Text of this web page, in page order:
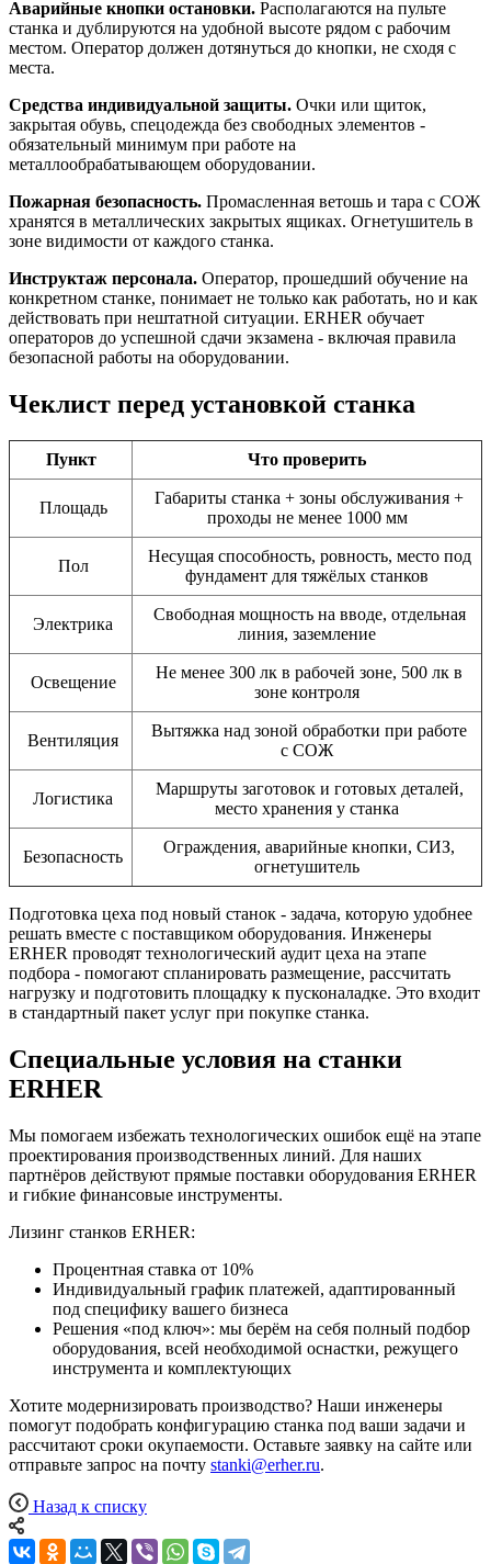
Аварийные кнопки остановки. Располагаются на пульте
станка и дублируются на удобной высоте рядом с рабочим
местом. Оператор должен дотянуться до кнопки, не сходя с
места.
Средства индивидуальной защиты. Очки или щиток,
закрытая обувь, спецодежда без свободных элементов -
обязательный минимум при работе на
металлообрабатывающем оборудовании.
Пожарная безопасность. Промасленная ветошь и тара с СОЖ
хранятся в металлических закрытых ящиках. Огнетушитель в
зоне видимости от каждого станка.
Инструктаж персонала. Оператор, прошедший обучение на
конкретном станке, понимает не только как работать, но и как
действовать при нештатной ситуации. ERHER обучает
операторов до успешной сдачи экзамена - включая правила
безопасной работы на оборудовании.
Чеклист перед установкой станка
Пункт Что проверить
Площадь
Габариты станка + зоны обслуживания +
проходы не менее 1000 мм
Пол
Несущая способность, ровность, место под
фундамент для тяжёлых станков
Электрика
Свободная мощность на вводе, отдельная
линия, заземление
Освещение
Не менее 300 лк в рабочей зоне, 500 лк в
зоне контроля
Вентиляция
Вытяжка над зоной обработки при работе
с СОЖ
Логистика
Маршруты заготовок и готовых деталей,
место хранения у станка
Безопасность
Ограждения, аварийные кнопки, СИЗ,
огнетушитель
Подготовка цеха под новый станок - задача, которую удобнее
решать вместе с поставщиком оборудования. Инженеры
ERHER проводят технологический аудит цеха на этапе
подбора - помогают спланировать размещение, рассчитать
нагрузку и подготовить площадку к пусконаладке. Это входит
в стандартный пакет услуг при покупке станка.
Специальные условия на станки
ERHER
Мы помогаем избежать технологических ошибок ещё на этапе
проектирования производственных линий. Для наших
партнёров действуют прямые поставки оборудования ERHER
и гибкие финансовые инструменты.
Лизинг станков ERHER:
Процентная ставка от 10%
Индивидуальный график платежей, адаптированный
под специфику вашего бизнеса
Решения «под ключ»: мы берём на себя полный подбор
оборудования, всей необходимой оснастки, режущего
инструмента и комплектующих
Хотите модернизировать производство? Наши инженеры
помогут подобрать конфигурацию станка под ваши задачи и
рассчитают сроки окупаемости. Оставьте заявку на сайте или
отправьте запрос на почту stanki@erher.ru.
Назад к списку